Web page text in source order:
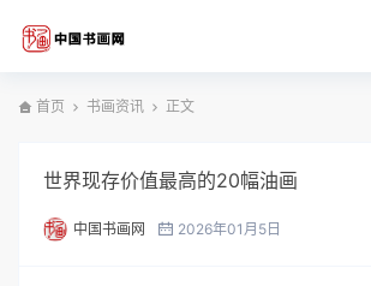
首页 书画资讯 正文
世界现存价值最高的20幅油画
中国书画网 2026年01月5日